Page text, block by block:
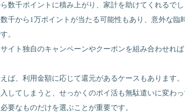
数千ポイントに積み上がり、家計を助けてくれるでし
千から1万ポイントが当たる可能性もあり、意外な臨
。
イト独自のキャンペーンやクーポンを組み合わせれ
ば、利用金額に応じて還元があるケースもあります。
してしまうと、せっかくのポイ活も無駄遣いに変わっ
要なものだけを選ぶことが重要です。